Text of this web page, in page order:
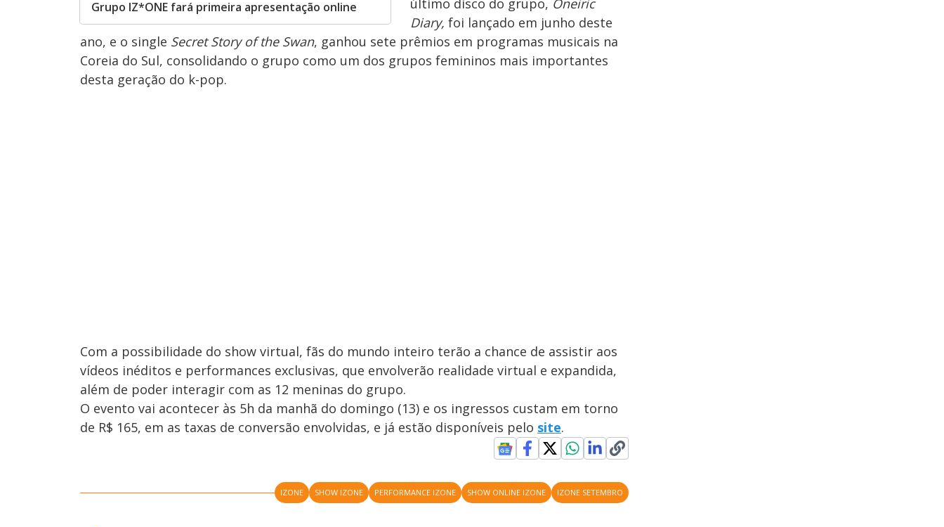
Grupo IZ*ONE fará primeira apresentação online
último disco do grupo, Oneiric
Diary, foi lançado em junho deste
ano, e o single Secret Story of the Swan, ganhou sete prêmios em programas musicais na
Coreia do Sul, consolidando o grupo como um dos grupos femininos mais importantes
desta geração do k-pop.
Com a possibilidade do show virtual, fãs do mundo inteiro terão a chance de assistir aos
vídeos inéditos e performances exclusivas, que envolverão realidade virtual e expandida,
além de poder interagir com as 12 meninas do grupo.
O evento vai acontecer às 5h da manhã do domingo (13) e os ingressos custam em torno
de R$ 165, em as taxas de conversão envolvidas, e já estão disponíveis pelo site.
IZONE SHOW IZONE PERFORMANCE IZONE SHOW ONLINE IZONE IZONE SETEMBRO